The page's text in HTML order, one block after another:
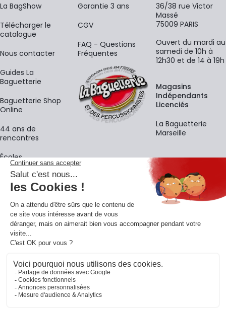
La BagShow
​Télécharger le
catalogue
Nous contacter
Guides La
Baguetterie
Baguetterie Shop
Online
44 ans de
rencontres
Écoles
Garantie 3 ans
CGV
FAQ - Questions
Fréquentes
36/38 rue Victor
Massé
75009 PARIS
Ouvert du mardi au
samedi de 10h à
12h30 et de 14 à 19h
Magasins
Indépendants
Licenciés
La Baguetterie
Marseille
La newsletter
Adresse e-mail
En vous inscrivant à notre newsletter, vous acceptez notre
confidentialité.
Retrouvons-nous sur